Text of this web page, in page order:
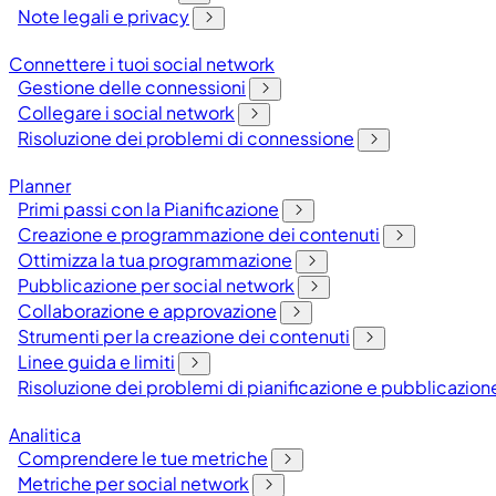
Note legali e privacy
Connettere i tuoi social network
Gestione delle connessioni
Collegare i social network
Risoluzione dei problemi di connessione
Planner
Primi passi con la Pianificazione
Creazione e programmazione dei contenuti
Ottimizza la tua programmazione
Pubblicazione per social network
Collaborazione e approvazione
Strumenti per la creazione dei contenuti
Linee guida e limiti
Risoluzione dei problemi di pianificazione e
Analitica
Comprendere le tue metriche
Metriche per social network